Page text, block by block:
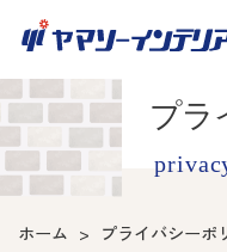
プラ
ホーム プライバシーポ